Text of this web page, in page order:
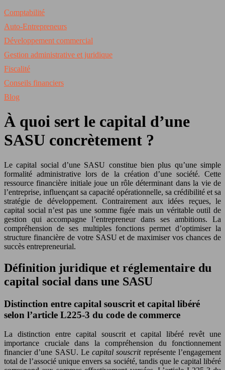
Comptabilité
Auto-Entrepreneurs
Développement commercial
Gestion administrative et juridique
Fiscalité
Conseils financiers
Blog
À quoi sert le capital d’une
SASU concrètement ?
Le capital social d’une SASU constitue bien plus qu’une simple
formalité administrative lors de la création d’une société. Cette
ressource financière initiale joue un rôle déterminant dans la vie de
l’entreprise, influençant sa capacité opérationnelle, sa crédibilité et sa
stratégie de développement. Contrairement aux idées reçues, le
capital social n’est pas une somme figée mais un véritable outil de
gestion qui accompagne l’entrepreneur dans ses ambitions. La
compréhension de ses multiples fonctions permet d’optimiser la
structure financière de votre SASU et de maximiser vos chances de
succès entrepreneurial.
Définition juridique et réglementaire du
capital social dans une SASU
Distinction entre capital souscrit et capital libéré
selon l’article L225-3 du code de commerce
La distinction entre capital souscrit et capital libéré revêt une
importance cruciale dans la compréhension du fonctionnement
financier d’une SASU. Lecapital souscrit représente l’engagement
total de l’associé unique envers sa société, tandis que le capital libéré